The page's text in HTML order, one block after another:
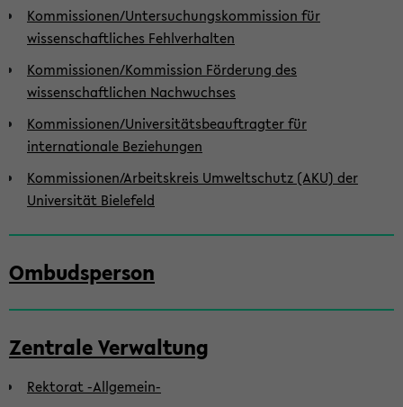
Kommissionen/Untersuchungskommission für
wissenschaftliches Fehlverhalten
Kommissionen/Kommission Förderung des
wissenschaftlichen Nachwuchses
Kommissionen/Universitätsbeauftragter für
internationale Beziehungen
Kommissionen/Arbeitskreis Umweltschutz (AKU) der
Universität Bielefeld
Ombudsperson
Zentrale Verwaltung
Rektorat -Allgemein-